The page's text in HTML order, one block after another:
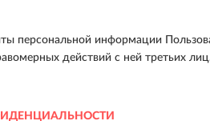
персональной информации
действий с ней третьих